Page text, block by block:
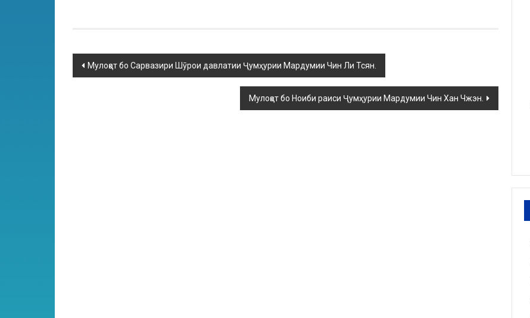
Мулоқот бо Сарвазири Шӯрои давлатии Ҷумҳурии Мардумии Чин Ли Тсян.
Мулоқот бо Ноиби раиси Ҷумҳурии Мардумии Чин Хан Чжэн.